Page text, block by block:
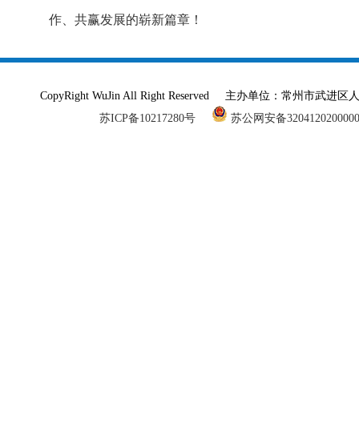
作、共赢发展的崭新篇章！
CopyRight WuJin All Right Reserved 主办单位：常州市武进
苏ICP备10217280号
苏公网安备